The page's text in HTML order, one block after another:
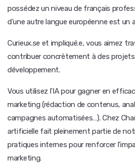
possédez un niveau de français
d’une autre langue européenne est un
Curieux.se et impliqué.e, vous aimez
contribuer concrètement à des
développement.
Vous utilisez l’IA pour gagner en
marketing (rédaction de contenus,
campagnes automatisées…). Chez
artificielle fait pleinement partie de
pratiques internes pour renforcer
marketing.